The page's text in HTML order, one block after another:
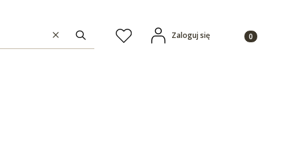
WyczyśćSzukaj Ulubione Zaloguj się Produkty w